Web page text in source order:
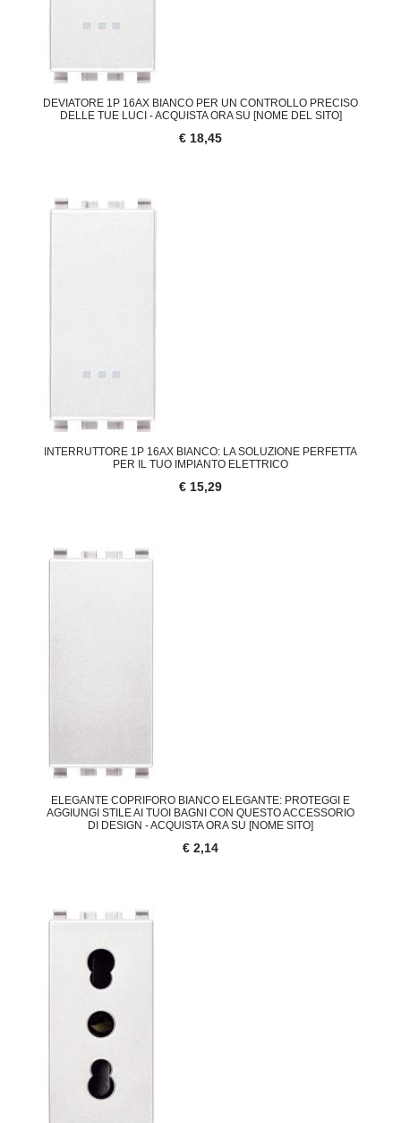
DEVIATORE 1P 16AX BIANCO PER UN CONTROLLO PRECISO
DELLE TUE LUCI - ACQUISTA ORA SU [NOME DEL SITO]
€ 18,45
INTERRUTTORE 1P 16AX BIANCO: LA SOLUZIONE PERFETTA
PER IL TUO IMPIANTO ELETTRICO
€ 15,29
ELEGANTE COPRIFORO BIANCO ELEGANTE: PROTEGGI E
AGGIUNGI STILE AI TUOI BAGNI CON QUESTO ACCESSORIO
DI DESIGN - ACQUISTA ORA SU [NOME SITO]
€ 2,14